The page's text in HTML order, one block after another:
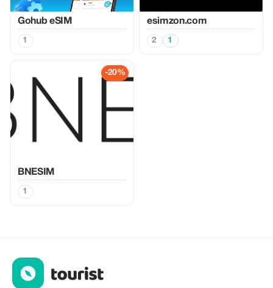
Gohub eSIM
1
esimzon.com
2 1
-20%
BNESIM
1